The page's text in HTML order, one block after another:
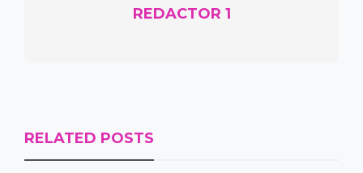
REDACTOR 1
RELATED POSTS